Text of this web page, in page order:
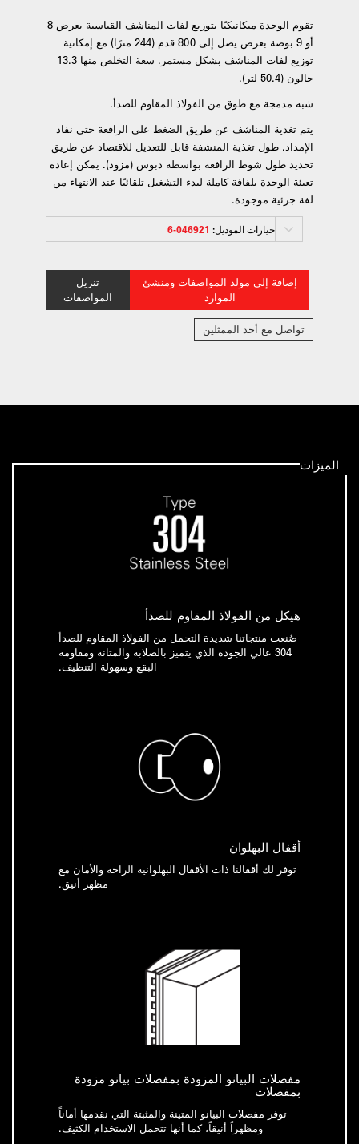
تقوم الوحدة ميكانيكيًا بتوزيع لفات المناشف القياسية بعرض 8
أو 9 بوصة بعرض يصل إلى 800 قدم (244 مترًا) مع إمكانية
توزيع لفات المناشف بشكل مستمر. سعة التخلص منها 13.3
جالون (50.4 لتر).
شبه مدمجة مع طوق من الفولاذ المقاوم للصدأ.
يتم تغذية المناشف عن طريق الضغط على الرافعة حتى نفاد
الإمداد. طول تغذية المنشفة قابل للتعديل للاقتصاد عن طريق
تحديد طول شوط الرافعة بواسطة دبوس (مزود). يمكن إعادة
تعبئة الوحدة بلفافة كاملة لبدء التشغيل تلقائيًا عند الانتهاء من
لفة جزئية موجودة.
خيارات الموديل: 046921-6
إضافة إلى مولد المواصفات ومنشئ
الموارد
تنزيل
المواصفات
تواصل مع أحد الممثلين
الميزات
هيكل من الفولاذ المقاوم للصدأ
صُنعت منتجاتنا شديدة التحمل من الفولاذ المقاوم للصدأ
304 عالي الجودة الذي يتميز بالصلابة والمتانة ومقاومة
البقع وسهولة التنظيف.
أقفال البهلوان
توفر لك أقفالنا ذات الأقفال البهلوانية الراحة والأمان مع
مظهر أنيق.
مفصلات البيانو المزودة بمفصلات بيانو مزودة
بمفصلات
توفر مفصلات البيانو المتينة والمثبتة التي نقدمها أماناً
ومظهراً أنيقاً، كما أنها تتحمل الاستخدام الكثيف.